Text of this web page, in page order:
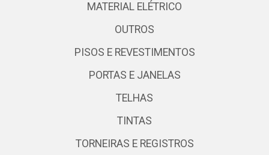
MATERIAL ELÉTRICO
OUTROS
PISOS E REVESTIMENTOS
PORTAS E JANELAS
TELHAS
TINTAS
TORNEIRAS E REGISTROS